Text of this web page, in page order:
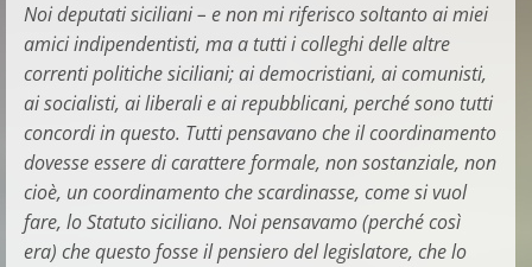
Noi deputati siciliani – e non mi riferisco soltanto ai miei
amici indipendentisti, ma a tutti i colleghi delle altre
correnti politiche siciliani; ai democristiani, ai comunisti,
ai socialisti, ai liberali e ai repubblicani, perché sono tutti
concordi in questo. Tutti pensavano che il coordinamento
dovesse essere di carattere formale, non sostanziale, non
cioè, un coordinamento che scardinasse, come si vuol
fare, lo Statuto siciliano. Noi pensavamo (perché così
era) che questo fosse il pensiero del legislatore, che lo